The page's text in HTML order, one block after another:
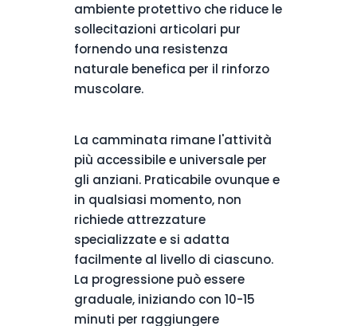
ambiente protettivo che riduce le
sollecitazioni articolari pur
fornendo una resistenza
naturale benefica per il rinforzo
muscolare.
La camminata rimane l'attività
più accessibile e universale per
gli anziani. Praticabile ovunque e
in qualsiasi momento, non
richiede attrezzature
specializzate e si adatta
facilmente al livello di ciascuno.
La progressione può essere
graduale, iniziando con 10-15
minuti per raggiungere